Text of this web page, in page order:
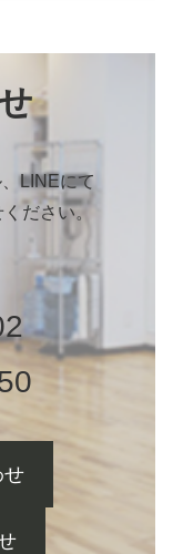
LINEにて
ださい。
せ